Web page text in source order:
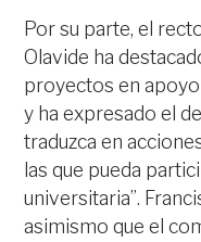
Por su parte, el
Olavide ha
proyectos en
y ha expresado el
traduzca en
las que pueda
universitaria”.
asimismo que el